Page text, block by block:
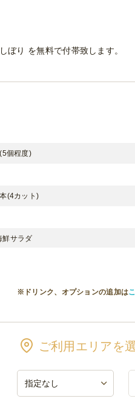
ぼり を無料で付帯致します。
個程度)
(4カット)
鮮サラダ
の枝豆1人前(約150g)
/ゼリー/フルーツ/玉子焼き/まぐろ握
※ドリンク、オプションの追加は
ご利用エリアを